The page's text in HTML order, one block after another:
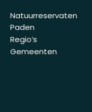
Natuurreservaten
Paden
Regio’s
Gemeenten